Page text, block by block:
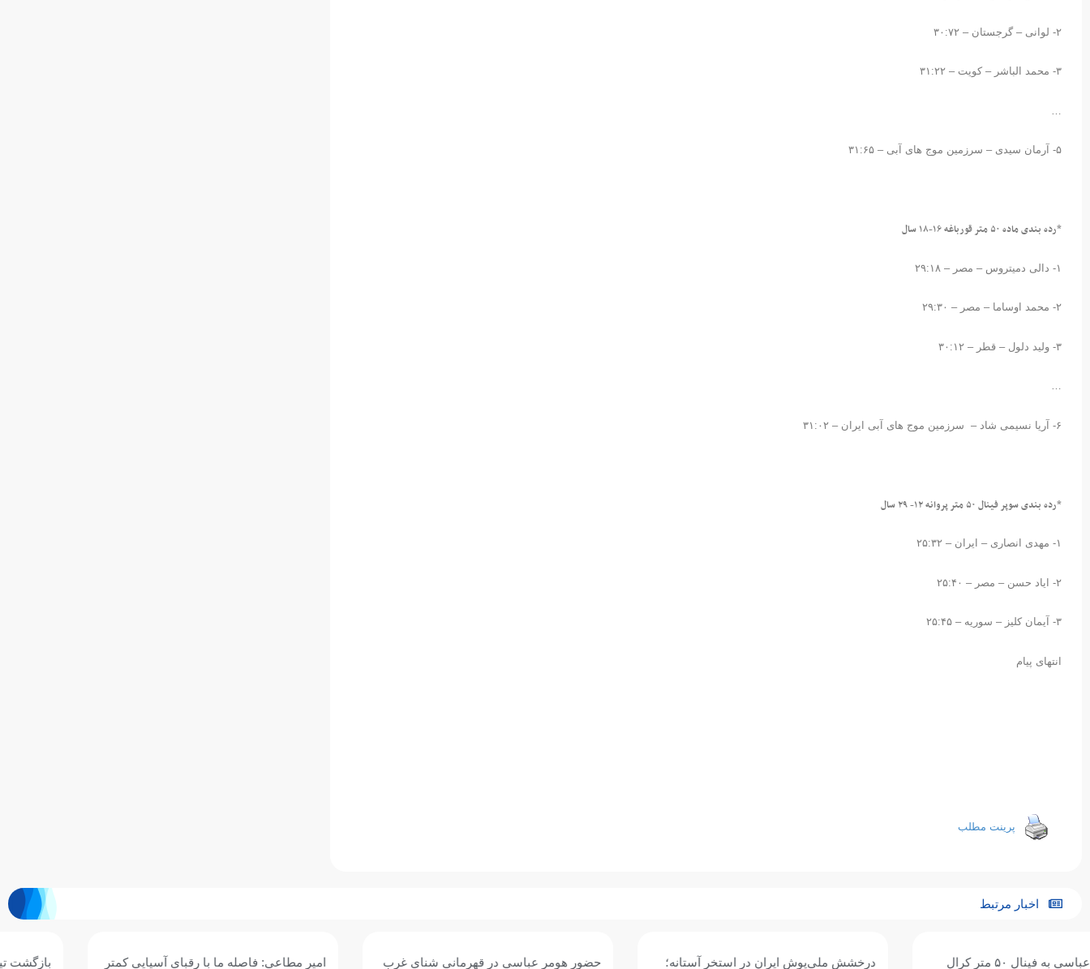
۲- لوانی – گرجستان – ۳۰:۷۲
۳- محمد الباشر – کویت – ۳۱:۲۲
۵- آرمان سیدی – سرزمین موج های آبی – ۳۱:۶۵
*رده بندی ماده ۵۰ متر قورباغه ۱۶-۱۸ سال
۱- دالی دمیتروس – مصر – ۲۹:۱۸
۲- محمد اوساما – مصر – ۲۹:۳۰
۳- ولید دلول – قطر – ۳۰:۱۲
…
۶- آریا نسیمی شاد – سرزمین موج های آبی ایران – ۳۱:۰۲
*رده بندی سوپر فینال ۵۰ متر پروانه ۱۲- ۲۹ سال
۱- مهدی انصاری – ایران – ۲۵:۳۲
۲- ایاد حسن – مصر – ۲۵:۴۰
۳- آیمان کلیز – سوریه – ۲۵:۴۵
انتهای پیام
پرینت مطلب
اخبار مرتبط
درخشش ملی‌پوش ایران در استخر آستانه؛ حضور هومر عباسی در قهرمانی شنای غرب امیر مطاعی: فاصله ما با رقبای آسیایی کمتر بازگشت تیم‌های ملی شنا و شیرجه جوانان